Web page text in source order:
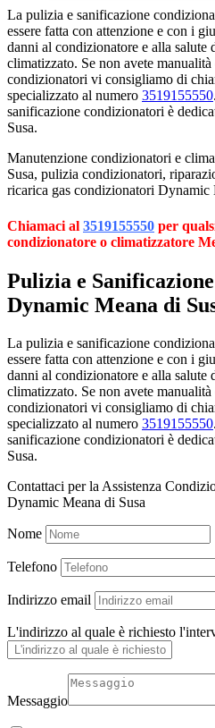
La pulizia e sanificazione
essere fatta con attenzione e con i
danni al condizionatore e alla salute
climatizzato. Se non avete
condizionatori vi consigliamo di
specializzato al numero 3519155550
sanificazione condizionatori è
Susa.
Manutenzione condizionatori e
Susa, pulizia condizionatori,
ricarica gas condizionatori Dynamic
Chiamaci al 3519155550 per
condizionatore o climatizzatore
Pulizia e
Dynamic Meana di
La pulizia e sanificazione
essere fatta con attenzione e con i
danni al condizionatore e alla salute
climatizzato. Se non avete
condizionatori vi consigliamo di
specializzato al numero 3519155550
sanificazione condizionatori è
Susa.
Contattaci per la Assistenza
Dynamic Meana di Susa
Nome
Telefono
Indirizzo email
L'indirizzo al quale è richiesto
Messaggio